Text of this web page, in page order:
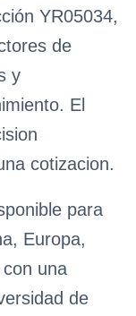
YR05034,
de
y
El
cotizacion.
para
Europa,
una
de